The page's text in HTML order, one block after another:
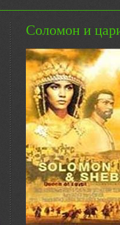
Соломон и